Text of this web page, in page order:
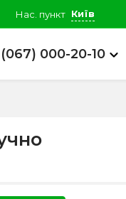
Нас. пункт Київ
(067) 000-20-10